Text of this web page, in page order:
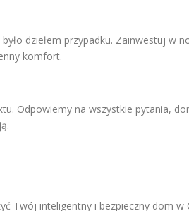
dziełem przypadku. Zainwestuj w
komfort.
Odpowiemy na wszystkie pytania,
Twój inteligentny i bezpieczny dom w